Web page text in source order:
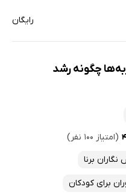
رایگان
چگونه رشد
(امتیاز ۱۰۰ نفر)
برنا
برای کودکان